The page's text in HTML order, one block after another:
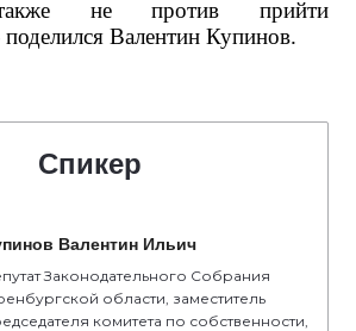
не против прийти
поделился Валентин Купинов.
Спикер
Валентин Ильич
Законодательного Собрания
области, заместитель
комитета по собственности,